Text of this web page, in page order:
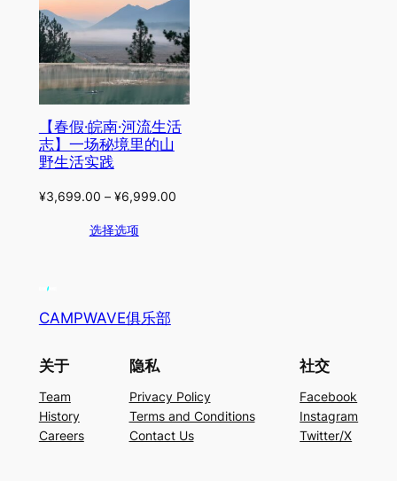
【春假·皖南·河流生活
志】一场秘境里的山
野生活实践
¥3,699.00 – ¥6,999.00
选择选项
CAMPWAVE俱乐部
关于
Team
History
Careers
隐私
Privacy Policy
Terms and Conditions
Contact Us
社交
Facebook
Instagram
Twitter/X